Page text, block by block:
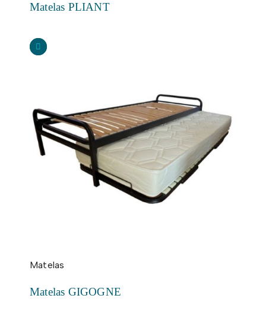
Matelas PLIANT
Matelas
Matelas GIGOGNE